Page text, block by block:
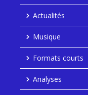
Actualités
Musique
Formats courts
Analyses